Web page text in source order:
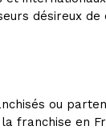
désireux de
ou
franchise en